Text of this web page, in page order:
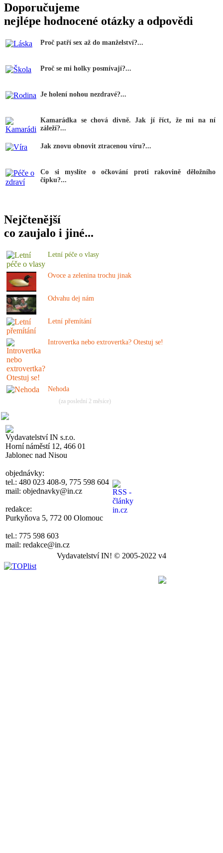
Doporučujeme
nejlépe hodnocené otázky a odpovědi
Proč patří sex až do manželství?...
Proč se mi holky posmívají?...
Je holení nohou nezdravé?...
Kamarádka se chová divně. Jak jí říct, že mi na ní
záleží?...
Jak znovu obnovit ztracenou víru?...
Co si myslíte o očkování proti rakovině děložního
čípku?...
Nejčtenější
co zaujalo i jiné...
Letní péče o vlasy
Ovoce a zelenina trochu jinak
Odvahu dej nám
Letní přemítání
Introvertka nebo extrovertka? Otestuj se!
Nehoda
(za poslední 2 měsíce)
Vydavatelství IN s.r.o.
Horní náměstí 12, 466 01
Jablonec nad Nisou
objednávky:
tel.: 480 023 408-9, 775 598 604
mail: objednavky@in.cz
redakce:
Purkyňova 5, 772 00 Olomouc
tel.: 775 598 603
mail: redakce@in.cz
Vydavatelství IN! © 2005-2022 v4